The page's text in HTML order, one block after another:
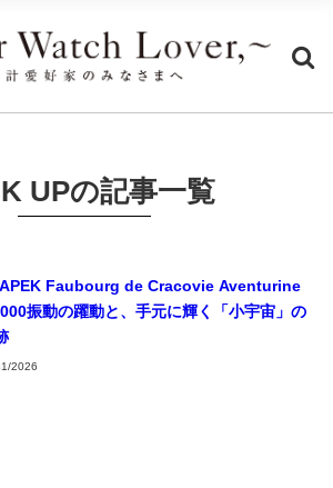
UPの記事一覧
Faubourg de Cracovie Aventurine
振動の躍動と、手元に輝く「小宇宙」の
2026